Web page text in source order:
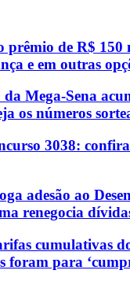
prêmio de R$ 150
e em outras
Mega-Sena
os números
3038:
adesão ao
renegocia
cumulativas
foram para